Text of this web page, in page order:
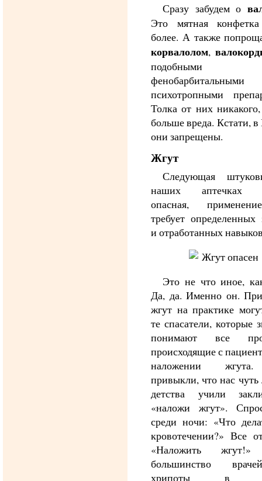
Сразу забудем о
Это мятная
более. А также
корвалолом,
подобными
фенобарбитальными
психотропными
Толка от них никакого,
больше вреда. Кстати,
они запрещены.
Жгут
Следующая
наших аптечках
опасная,
требует определенных
и отработанных
Это не что иное,
Да, да. Именно он.
жгут на практике
те спасатели, которые
понимают все
происходящие с
наложении
привыкли, что нас чуть
детства учили
«наложи жгут».
среди ночи: «Что
кровотечении?» Все
«Наложить
большинство
хрипоты в